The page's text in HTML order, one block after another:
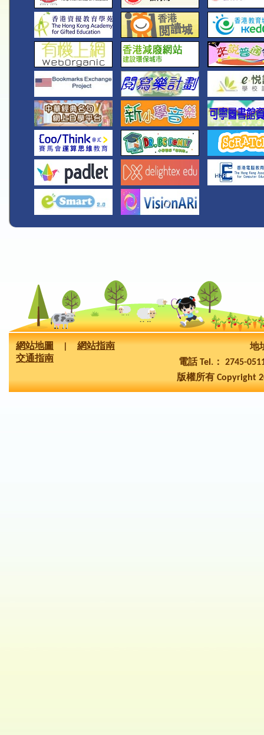
網站地圖
網站指南
交通指南
地
電話 Tel.： 2745-
版權所有 Copyright